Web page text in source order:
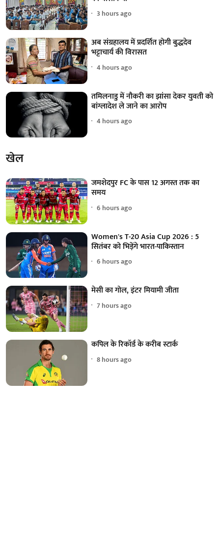
3 hours ago
अब संग्रहालय में प्रदर्शित होगी बुद्धदेव
भट्टाचार्य की विरासत
4 hours ago
तमिलनाडु में नौकरी का झांसा देकर युवती को
बांग्लादेश ले जाने का आरोप
4 hours ago
खेल
जमशेदपुर FC के पास 12 अगस्त तक का
समय
6 hours ago
Women's T-20 Asia Cup 2026 : 5
सितंबर को भिड़ेंगे भारत-पाकिस्तान
6 hours ago
मेसी का गोल, इंटर मियामी जीता
7 hours ago
कपिल के रिकॉर्ड के करीब स्टार्क
8 hours ago